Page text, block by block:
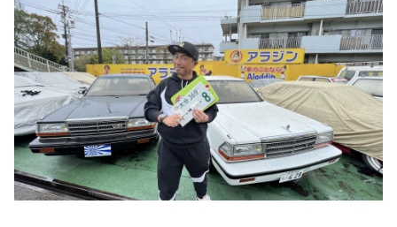
BLOG
お知らせ
CONTACT
お問合わせ